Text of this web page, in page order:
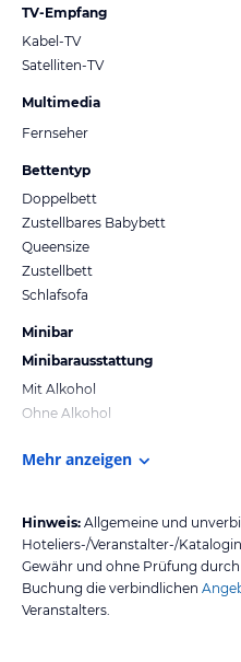
TV-Empfang
Kabel-TV
Satelliten-TV
Multimedia
Fernseher
Bettentyp
Doppelbett
Zustellbares Babybett
Queensize
Zustellbett
Schlafsofa
Minibar
Minibarausstattung
Mit Alkohol
Ohne Alkohol
Mehr anzeigen
Hinweis: Allgemeine und
Hoteliers-/Veranstalter-/
Gewähr und ohne Prüfung
Buchung die verbindlichen
Veranstalters.